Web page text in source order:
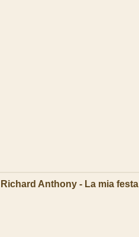
Richard Anthony - La mia festa